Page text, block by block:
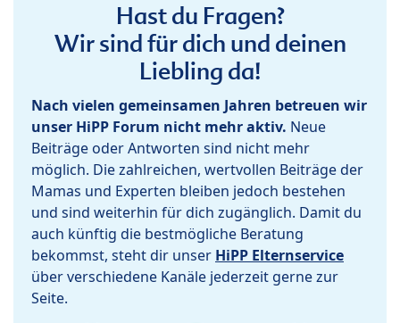
Hast du Fragen?
Wir sind für dich und deinen
Liebling da!
Nach vielen gemeinsamen Jahren betreuen wir
unser HiPP Forum nicht mehr aktiv. Neue
Beiträge oder Antworten sind nicht mehr
möglich. Die zahlreichen, wertvollen Beiträge der
Mamas und Experten bleiben jedoch bestehen
und sind weiterhin für dich zugänglich. Damit du
auch künftig die bestmögliche Beratung
bekommst, steht dir unser HiPP Elternservice
über verschiedene Kanäle jederzeit gerne zur
Seite.